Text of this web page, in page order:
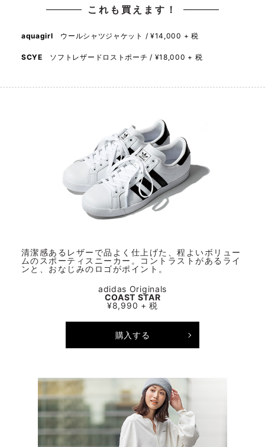
これも買えます！
aquagirl ウールシャツジャケット / ¥14,000 + 税
SCYE ソフトレザードロストポーチ / ¥18,000 + 税
清潔感あるレザーで品よく仕上げた、程よいボリュー
ムのスポーティスニーカー。コントラストがあるライ
ンと、おなじみのロゴがポイント。
adidas Originals
COAST STAR
¥8,990 + 税
購入する